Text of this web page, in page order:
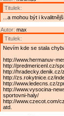
Titulek:
...a mohou být i
Autor: max
Titulek:
Nevím kde se stala
http://www.hermanuv-
http://predmericenl.cz/
http://hradecky.denik.cz/
http://zs.rokytnice.cz/
http://www.ledecns.cz/
http://www.vysocina-
sportovni-haly/
http://www.czecot.com/
atd.